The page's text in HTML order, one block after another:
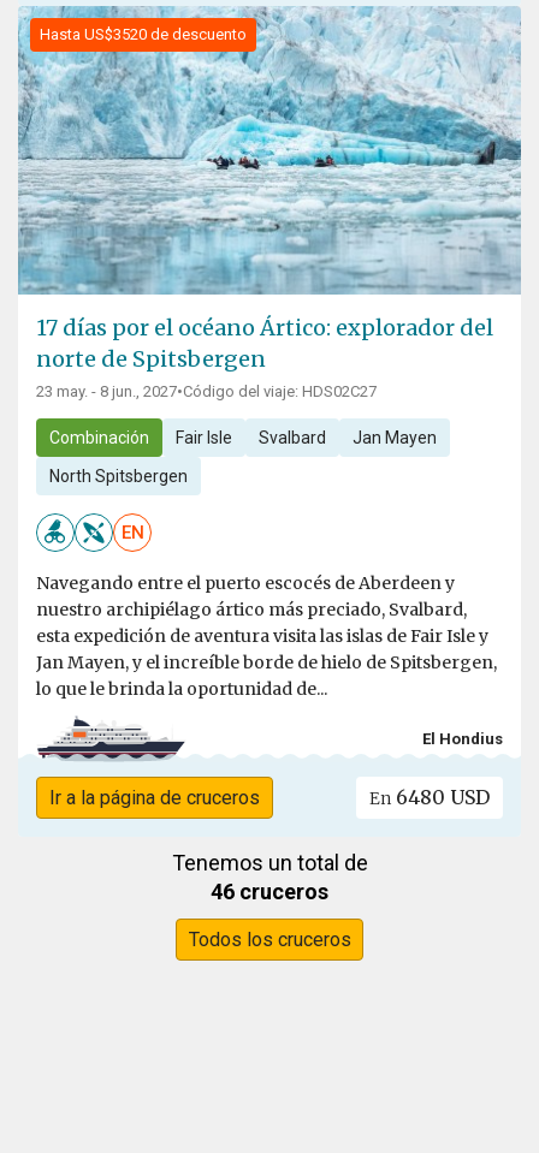
Hasta US$3520 de descuento
17 días por el océano Ártico: explorador del
norte de Spitsbergen
23 may. - 8 jun., 2027•Código del viaje: HDS02C27
Combinación Fair Isle Svalbard Jan Mayen
North Spitsbergen
EN
Navegando entre el puerto escocés de Aberdeen y
nuestro archipiélago ártico más preciado, Svalbard,
esta expedición de aventura visita las islas de Fair Isle y
Jan Mayen, y el increíble borde de hielo de Spitsbergen,
lo que le brinda la oportunidad de...
El Hondius
Ir a la página de cruceros En 6480 USD
Tenemos un total de
46 cruceros
Todos los cruceros